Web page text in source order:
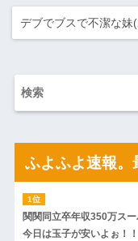
デブでブスで不潔な妹
ふよふよ速報
関関同立卒年収350万ス
今日は玉子が安いよぉ！！